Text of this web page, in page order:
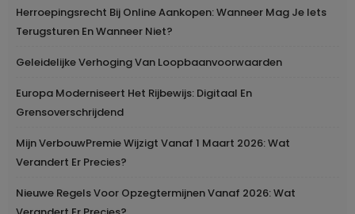
Herroepingsrecht Bij Online Aankopen: Wanneer Mag Je Iets
Terugsturen En Wanneer Niet?
Geleidelijke Verhoging Van Loopbaanvoorwaarden
Europa Moderniseert Het Rijbewijs: Digitaal En
Grensoverschrijdend
Mijn VerbouwPremie Wijzigt Vanaf 1 Maart 2026: Wat
Verandert Er Precies?
Nieuwe Regels Voor Opzegtermijnen Vanaf 2026: Wat